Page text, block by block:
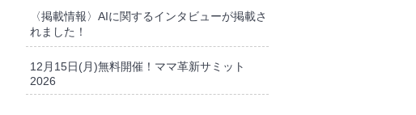
〈掲載情報〉AIに関するインタビューが掲載さ
れました！
12月15日(月)無料開催！ママ革新サミット
2026